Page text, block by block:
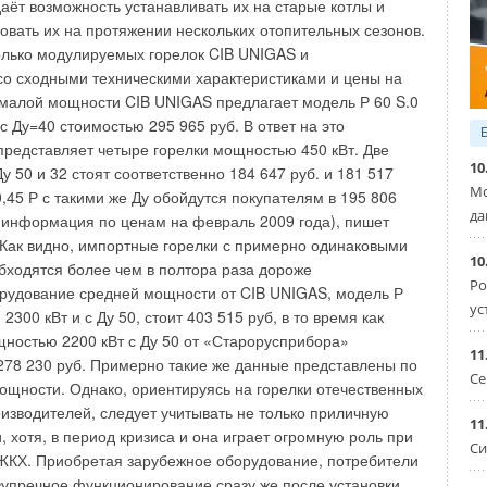
возможность устанавливать их на старые котлы и
их на протяжении нескольких отопительных сезонов.
модулируемых горелок CIB UNIGAS и
сходными техническими характеристиками и цены на
мощности CIB UNIGAS предлагает модель Р 60 S.0
Ду=40 стоимостью 295 965 руб. В ответ на это
четыре горелки мощностью 450 кВт. Две
50 и 32 стоят соответственно 184 647 руб. и 181 517
Р с такими же Ду обойдутся покупателям в 195 806
по ценам на февраль 2009 года), пишет
видно, импортные горелки с примерно одинаковыми
более чем в полтора раза дороже
средней мощности от CIB UNIGAS, модель Р
кВт и с Ду 50, стоит 403 515 руб, в то время как
2200 кВт с Ду 50 от «Старорусприбора»
230 руб. Примерно такие же данные представлены по
Однако, ориентируясь на горелки отечественных
следует учитывать не только приличную
хотя, в период кризиса и она играет огромную роль при
Приобретая зарубежное оборудование, потребители
www.arktika.ru в разделе "Каталог товаров"